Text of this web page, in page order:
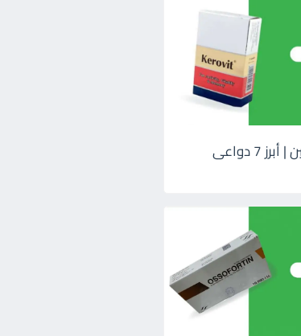
كيروفيت Kerovit فيتامين | أبرز 7 دواعى